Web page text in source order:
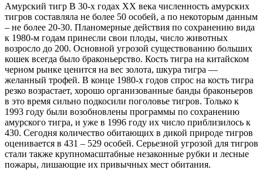
Амурский тигр В 30-х годах XX века численность амурских
тигров составляла не более 50 особей, а по некоторым данным
– не более 20-30. Планомерные действия по сохранению вида
к 1980-м годам принесли свои плоды, число животных
возросло до 200. Основной угрозой существованию больших
кошек всегда было браконьерство. Кость тигра на китайском
черном рынке ценится на вес золота, шкура тигра —
желанный трофей. В конце 1980-х годов спрос на кость тигра
резко возрастает, хорошо организованные банды браконьеров
в это время сильно подкосили поголовье тигров. Только к
1993 году были возобновлены программы по сохранению
амурского тигра, и уже в 1996 году их число приблизилось к
430. Сегодня количество обитающих в дикой природе тигров
оценивается в 431 – 529 особей. Серьезной угрозой для тигров
стали также крупномасштабные незаконные рубки и лесные
пожары, лишающие их привычных мест обитания.